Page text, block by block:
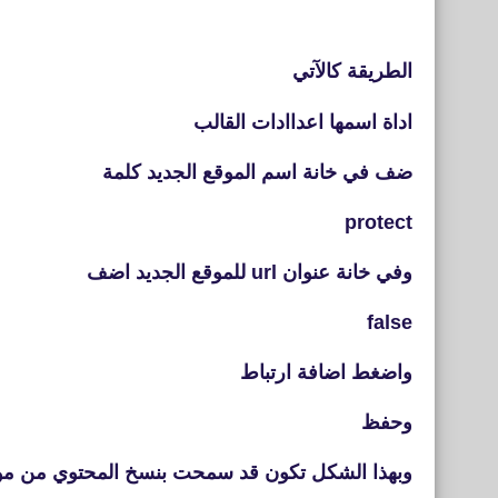
الطريقة كالآتي
اداة اسمها اعداادات القالب
ضف في خانة اسم الموقع الجديد كلمة
protect
وفي خانة عنوان url للموقع الجديد اضف
false
واضغط اضافة ارتباط
وحفظ
وبهذا الشكل تكون قد سمحت بنسخ المحتوي من